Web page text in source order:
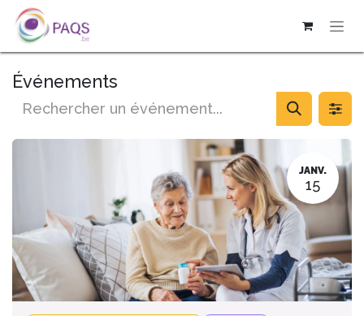
SE RENDRE AU CONTENU
Événements
JANV.
15